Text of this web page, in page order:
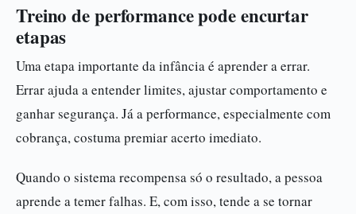
Treino de performance pode encurtar
etapas
Uma etapa importante da infância é aprender a errar.
Errar ajuda a entender limites, ajustar comportamento e
ganhar segurança. Já a performance, especialmente com
cobrança, costuma premiar acerto imediato.
Quando o sistema recompensa só o resultado, a pessoa
aprende a temer falhas. E, com isso, tende a se tornar